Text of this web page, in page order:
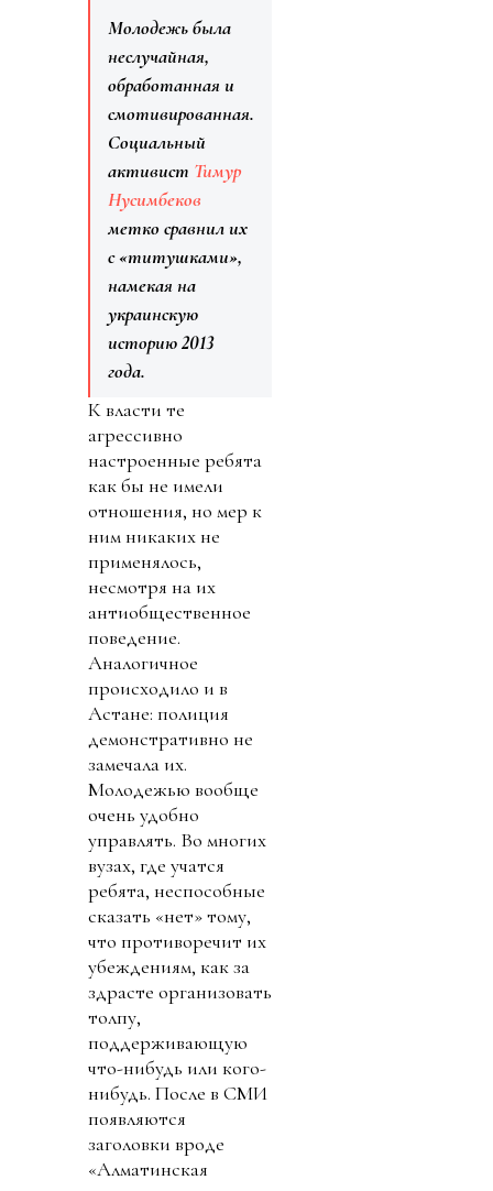
Молодежь была
неслучайная,
обработанная и
смотивированная.
Социальный
активист Тимур
Нусимбеков
метко сравнил их
с «титушками»,
намекая на
украинскую
историю 2013
года.
К власти те
агрессивно
настроенные ребята
как бы не имели
отношения, но мер к
ним никаких не
применялось,
несмотря на их
антиобщественное
поведение.
Аналогичное
происходило и в
Астане: полиция
демонстративно не
замечала их.
Молодежью вообще
очень удобно
управлять. Во многих
вузах, где учатся
ребята, неспособные
сказать «нет» тому,
что противоречит их
убеждениям, как за
здрасте организовать
толпу,
поддерживающую
что-нибудь или кого-
нибудь. После в СМИ
появляются
заголовки вроде
«Алматинская